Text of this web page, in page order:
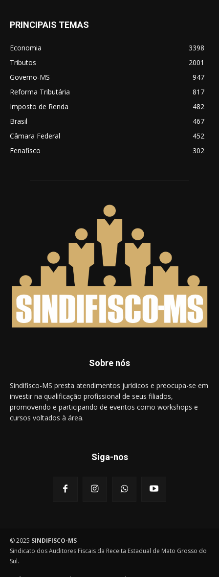
PRINCIPAIS TEMAS
Economia
3398
Tributos
2001
Governo-MS
947
Reforma Tributária
817
Imposto de Renda
482
Brasil
467
Câmara Federal
452
Fenafisco
302
Sobre nós
Sindifisco-MS presta atendimentos jurídicos e preocupa-se em
investir na qualificação profissional de seus filiados,
promovendo e participando de eventos como workshops e
cursos voltados à área.
Siga-nos
© 2025 SINDIFISCO-MS
Sindicato dos Auditores Fiscais da Receita Estadual de Mato Grosso do
Sul.